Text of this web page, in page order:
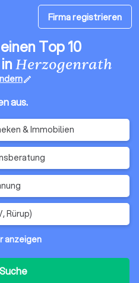
Firma registrieren
Top 10
inHerzogenrath
edit
aus.
& Immobilien
Rürup)
anzeigen
Suche